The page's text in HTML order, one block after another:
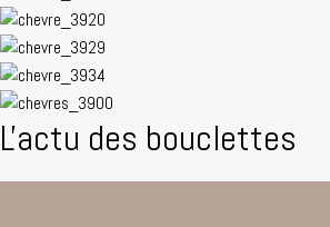
L'actu des bouclettes